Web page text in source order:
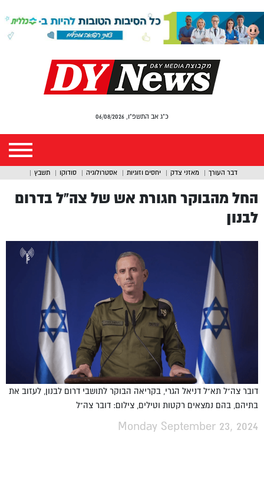
כ"ג אב התשפ"ו, 06/08/2026
דבר העורך מאזני צדק יחסים וזוגיות אסטרולוגיה סודוקו תשבץ
החל מהבוקר חגורת אש של צה”ל בדרום
לבנון
דובר צה"ל תא"ל דניאל הגרי, בקריאה הבוקר לתושבי דרום לבנון, לעזוב את
בתיהם, בהם נמצאים רקטות וטילים, צילום: דובר צה"ל
Monday September 23, 2024